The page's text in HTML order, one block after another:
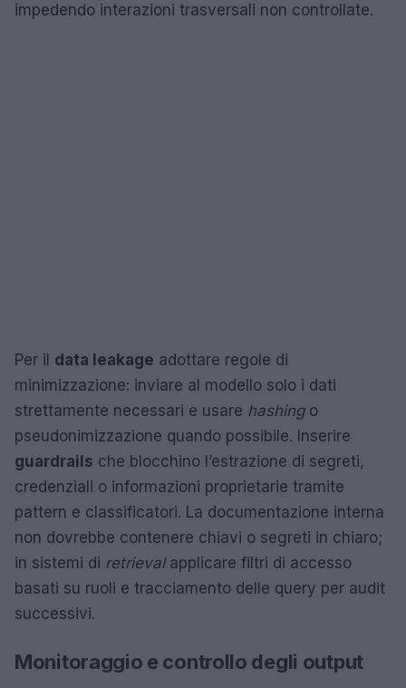
impedendo interazioni trasversali non controllate.
Per il data leakage adottare regole di
minimizzazione: inviare al modello solo i dati
strettamente necessari e usare hashingo
pseudonimizzazione quando possibile. Inserire
guardrails che blocchino l’estrazione di segreti,
credenziali o informazioni proprietarie tramite
pattern e classificatori. La documentazione interna
non dovrebbe contenere chiavi o segreti in chiaro;
in sistemi di retrievalapplicare filtri di accesso
basati su ruoli e tracciamento delle query per audit
successivi.
Monitoraggio e controllo degli output